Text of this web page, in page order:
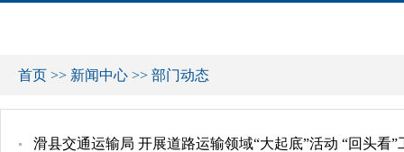
首页 >> 新闻中心 >> 部门动态
滑县交通运输局 开展道路运输领域“大起底”活动 “回头看”